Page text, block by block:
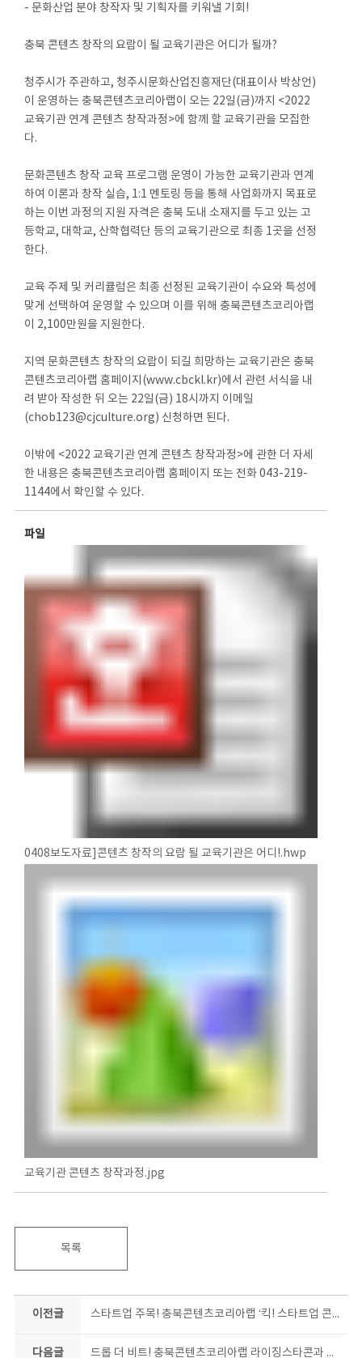
- 문화산업 분야 창작자 및 기획자를 키워낼 기회!
충북 콘텐츠 창작의 요람이 될 교육기관은 어디가 될까?
청주시가 주관하고, 청주시문화산업진흥재단(대표이사 박상언)
이 운영하는 충북콘텐츠코리아랩이 오는 22일(금)까지 <2022
교육기관 연계 콘텐츠 창작과정>에 함께 할 교육기관을 모집한
다.
문화콘텐츠 창작 교육 프로그램 운영이 가능한 교육기관과 연계
하여 이론과 창작 실습, 1:1 멘토링 등을 통해 사업화까지 목표로
하는 이번 과정의 지원 자격은 충북 도내 소재지를 두고 있는 고
등학교, 대학교, 산학협력단 등의 교육기관으로 최종 1곳을 선정
한다.
교육 주제 및 커리큘럼은 최종 선정된 교육기관이 수요와 특성에
맞게 선택하여 운영할 수 있으며 이를 위해 충북콘텐츠코리아랩
이 2,100만원을 지원한다.
지역 문화콘텐츠 창작의 요람이 되길 희망하는 교육기관은 충북
콘텐츠코리아랩 홈페이지(www.cbckl.kr)에서 관련 서식을 내
려 받아 작성한 뒤 오는 22일(금) 18시까지 이메일
(chob123@cjculture.org) 신청하면 된다.
이밖에 <2022 교육기관 연계 콘텐츠 창작과정>에 관한 더 자세
한 내용은 충북콘텐츠코리아랩 홈페이지 또는 전화 043-219-
1144에서 확인할 수 있다.
파일
0408보도자료]콘텐츠 창작의 요람 될 교육기관은 어디!.hwp
교육기관 콘텐츠 창작과정.jpg
목록
이전글 스타트업 주목! 충북콘텐츠코리아랩 ‘킥! 스타트업 콘텐츠 제작 지원’가동
다음글 드롭 더 비트! 충북콘텐츠코리아랩 라이징스타콘과 함께면 나도 비트메이커!